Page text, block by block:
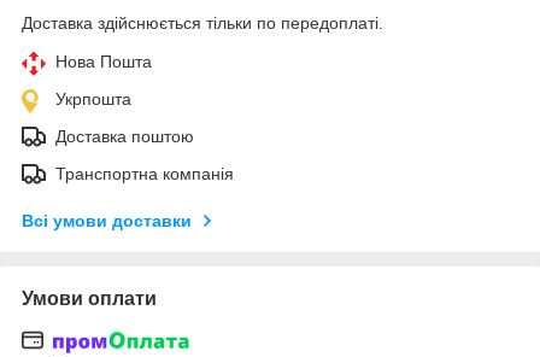
Доставка здійснюється тільки по передоплаті.
Нова Пошта
Укрпошта
Доставка поштою
Транспортна компанія
Всі умови доставки
Умови оплати